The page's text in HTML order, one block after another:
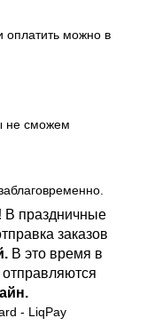
оплатить можно в
не сможем
В праздничные
заказов
В это время в
- LiqPay